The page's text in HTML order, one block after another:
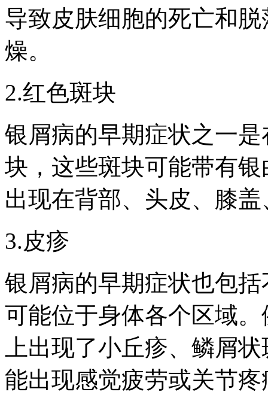
导致皮肤细胞的死亡和
燥。
2.红色斑块
银屑病的早期症状之一
块，这些斑块可能带有
出现在背部、头皮、膝
3.皮疹
银屑病的早期症状也包
可能位于身体各个区域
上出现了小丘疹、鳞屑
能出现感觉疲劳或关节